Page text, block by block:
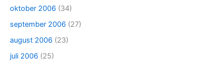
oktober 2006 (34)
september 2006 (27)
august 2006 (23)
juli 2006 (25)